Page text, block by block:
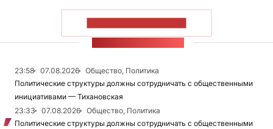
23:58 07.08.2026
Общество, Политика
Политические структуры должны сотрудничать с общественными
инициативами — Тихановская
23:33
07.08.2026
Общество, Политика
Политические структуры должны сотрудничать с общественными